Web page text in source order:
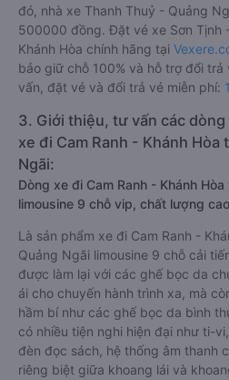
đó, nhà xe Thanh Thuỷ - Quảng
500000 đồng. Đặt vé xe Sơn Tịnh
Khánh Hòa chính hãng tại
bảo giữ chỗ 100% và hỗ trợ đổi
vấn, đặt vé và đổi trả vé miễn phí:
3. Giới thiệu, tư vấn các
xe đi Cam Ranh - Khánh Hòa
Ngãi:
Dòng xe đi Cam Ranh - Khánh
limousine 9 chỗ vip, chất lượng
Là sản phẩm xe đi Cam Ranh -
Quảng Ngãi limousine 9 chỗ cải
được làm lại với các ghế bọc da
ái cho chuyến hành trình xa, mà
hầm bí như các ghế bọc da bình
có nhiều tiện nghi hiện đại như ti-
đèn đọc sách, hệ thống âm thanh
riêng biệt giữa khoang lái và